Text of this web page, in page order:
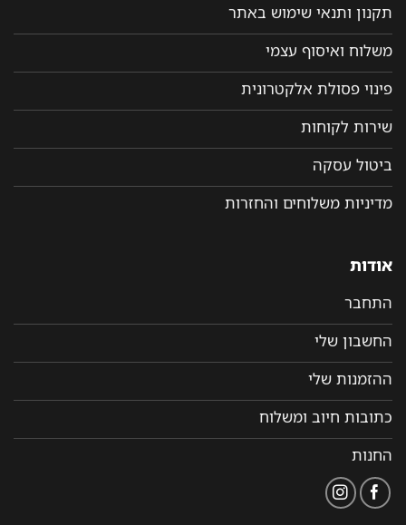
ותנאי שימוש באתר
ואיסוף עצמי
פסולת אלקטרונית
לקוחות
עסקה
משלוחים והחזרות
שלי
שלי
חיוב ומשלוח